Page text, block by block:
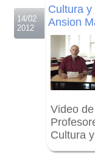
14/02
2012
Cultura
Ansion
Video
Cultura